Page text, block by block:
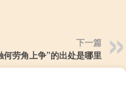
下一篇
何劳角上争”的出处是哪里